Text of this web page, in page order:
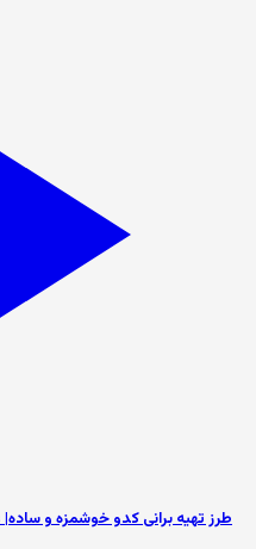
طرز تهیه برانی کدو خوشمزه و ساده|